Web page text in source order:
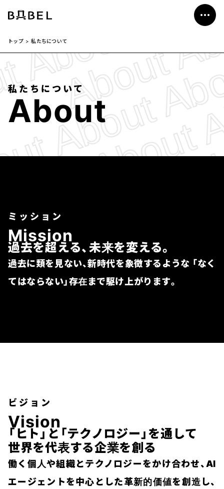
私たちについて
会社概要
News
採用情報
トップ > 私たちについて
私たちについて
About
ミッション
Mission
過去を超える、未来を変える。
過去に類を見ない、新時代を象徴するような 「なく
てはならない」存在まで駆け上がります。
ビジョン
Vision
「ヒト」と「テクノロジー」を通して
世界を代表する企業を創る
働く個人や組織とテクノロジーをかけ合わせ、AI
エージェントを中心とした革新的価値を創造し、